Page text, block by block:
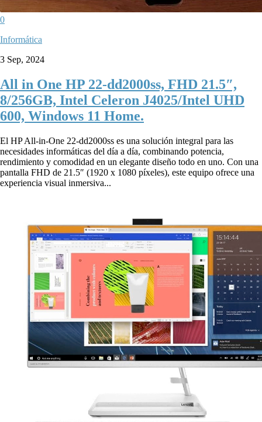
0
Informática
3 Sep, 2024
All in One HP 22-dd2000ss, FHD 21.5″,
8/256GB, Intel Celeron J4025/Intel UHD
600, Windows 11 Home.
El HP All-in-One 22-dd2000ss es una solución integral para las
necesidades informáticas del día a día, combinando potencia,
rendimiento y comodidad en un elegante diseño todo en uno. Con una
pantalla FHD de 21.5″ (1920 x 1080 píxeles), este equipo ofrece una
experiencia visual inmersiva...